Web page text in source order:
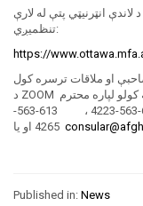
انټرنیټي پتې له لارې
تنظمیږي:
https://
او ملاقات ترسره کول
د ZOOM له لارې ترسره کیږي او د معلوماتو د ترلاسه کولو لپاره محترم
مراجعین کولای شي د ټلیفون په لاندنیو شمیرو 613-563-4223 ، 613-563-
Published in: News